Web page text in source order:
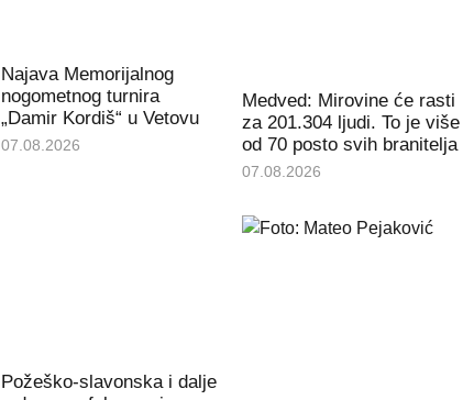
Najava Memorijalnog
nogometnog turnira
„Damir Kordiš“ u Vetovu
07.08.2026
Medved: Mirovine će rasti
za 201.304 ljudi. To je više
od 70 posto svih branitelja
07.08.2026
Požeško-slavonska i dalje